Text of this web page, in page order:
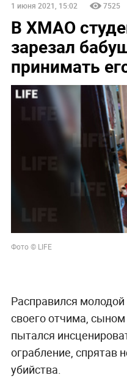
1 июня 2021, 15:02 7525
В ХМАО
зарезал
принимать
Фото © LIFE
Расправился
своего отчима,
пытался
ограбление, спрятав
убийства.